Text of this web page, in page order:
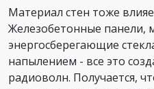
Материал стен тоже
Железобетонные панели,
энергосберегающие
напылением - все это
радиоволн. Получается,